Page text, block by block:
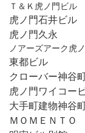
Ｔ＆Ｋ虎ノ門ビル
虎ノ門石井ビ
虎ノ門久永　
ノアーズアーク虎
東都ビル　　
クローバー神
虎ノ門ワイコ
大手町建物神
ＭＯＭＥＮＴ